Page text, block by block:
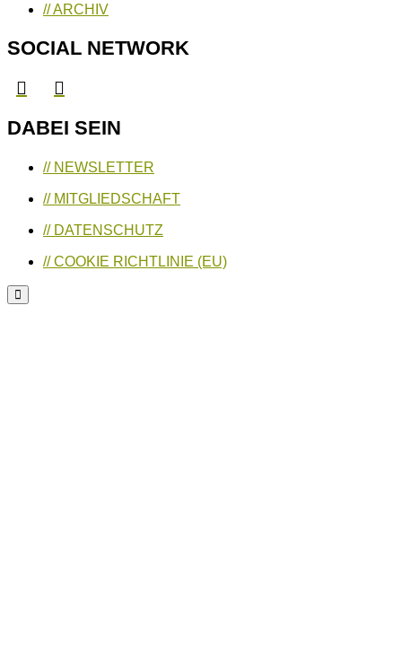
// ARCHIV
SOCIAL NETWORK
DABEI SEIN
// NEWSLETTER
// MITGLIEDSCHAFT
// DATENSCHUTZ
// COOKIE RICHTLINIE (EU)